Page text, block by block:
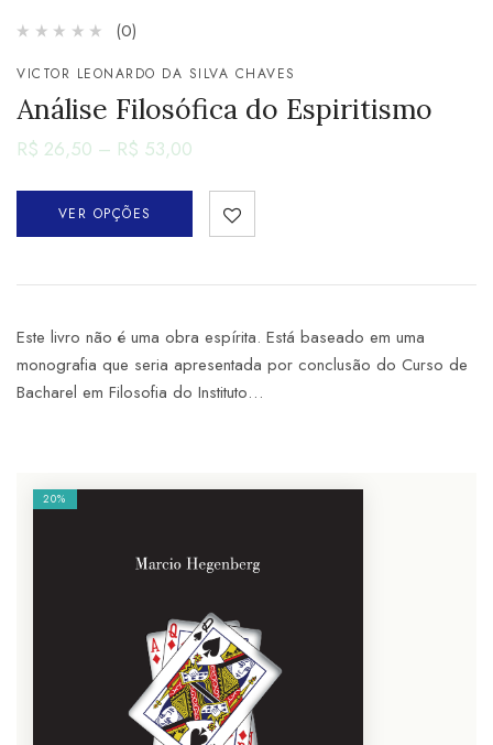
(0)
VICTOR LEONARDO DA SILVA CHAVES
Análise Filosófica do Espiritismo
R$ 26,50 – R$ 53,00
VER OPÇÕES
Este livro não é uma obra espírita. Está baseado em uma
monografia que seria apresentada por conclusão do Curso de
Bacharel em Filosofia do Instituto…
20%